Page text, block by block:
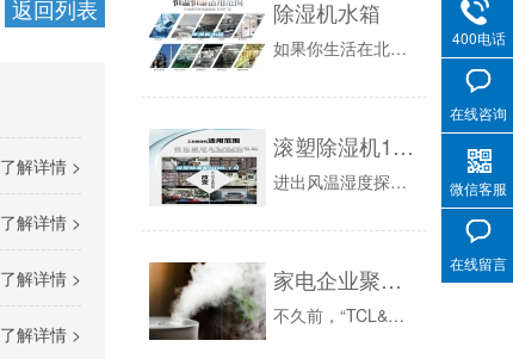
返回列表
了解详情 >
了解详情 >
了解详情 >
了解详情 >
除湿机水箱
如果你生活在北方，夏天暴雨或冬季下雪时，会出现短暂的潮湿季；如果你生活在南方，三四月的回南天，七八月的梅雨季，秋冬湿冷季，潮湿时期比较多且长...
滚塑除湿机100L／D
进出风温湿度探测：在本机的进出风口都有安装温湿度探测头，使进风与出风的温湿度均在显示屏上一目了然。高效空气过滤器：安装在进风口处—具有低阻高...
家电企业聚焦“体育营销”
不久前，“TCL&中国女子网球队签约仪式暨新闻发布会”在北京国家体育总局新闻发布厅隆重召开。会上，TCL集团与中国网球协会（CTA）签署了为...
400电话
在线咨询
微信客服
在线留言